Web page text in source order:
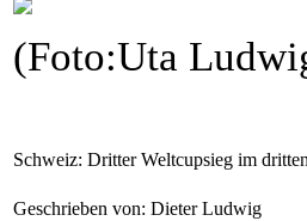
(Foto:Uta
Schweiz: Dritter Weltcupsieg im
Geschrieben von: Dieter Ludwig